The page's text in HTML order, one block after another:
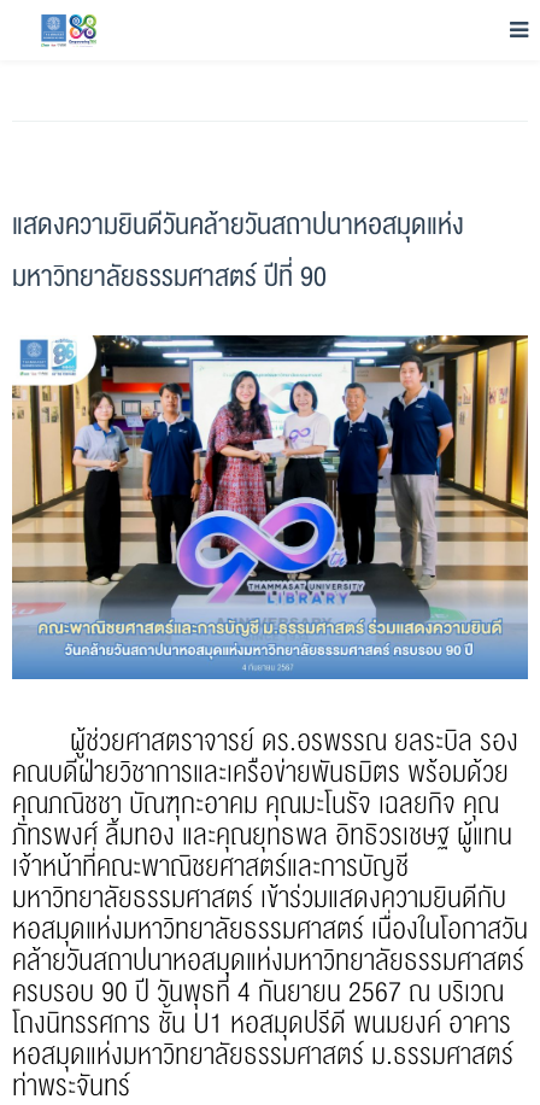
แสดงความยินดีวันคล้ายวันสถาปนาหอสมุดแห่ง
มหาวิทยาลัยธรรมศาสตร์ ปีที่ 90
ผู้ช่วยศาสตราจารย์ ดร.อรพรรณ ยลระบิล รอง
คณบดีฝ่ายวิชาการและเครือข่ายพันธมิตร พร้อมด้วย
คุณภณิชชา บัณฑุกะอาคม คุณมะโนรัจ เฉลยกิจ คุณ
ภัทรพงศ์ ลิ้มทอง และคุณยุทธพล อิทธิวรเชษฐ ผู้แทน
เจ้าหน้าที่คณะพาณิชยศาสตร์และการบัญชี
มหาวิทยาลัยธรรมศาสตร์ เข้าร่วมแสดงความยินดีกับ
หอสมุดแห่งมหาวิทยาลัยธรรมศาสตร์ เนื่องในโอกาสวัน
คล้ายวันสถาปนาหอสมุดแห่งมหาวิทยาลัยธรรมศาสตร์
ครบรอบ 90 ปี วันพุธที่ 4 กันยายน 2567 ณ บริเวณ
โถงนิทรรศการ ชั้น U1 หอสมุดปรีดี พนมยงค์ อาคาร
หอสมุดแห่งมหาวิทยาลัยธรรมศาสตร์ ม.ธรรมศาสตร์
ท่าพระจันทร์